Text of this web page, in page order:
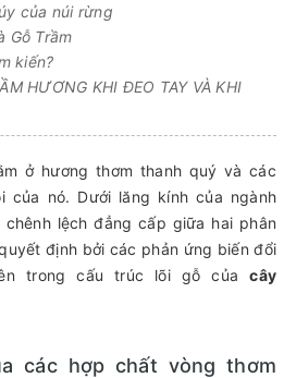
của núi rừng
Gỗ Trầm
kiến?
HƯƠNG KHI ĐEO TAY VÀ KHI
ở hương thơm thanh quý và các
nó. Dưới lăng kính của ngành
chênh lệch đẳng cấp giữa hai phân
định bởi các phản ứng biến đổi
trong cấu trúc lõi gỗ củacây
các hợp chất vòng thơm